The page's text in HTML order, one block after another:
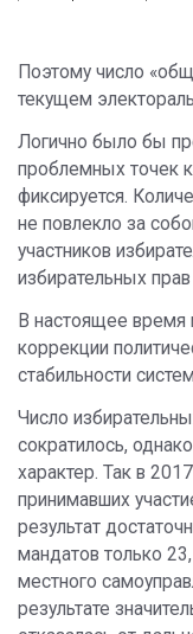
Поэтому число
текущем
Логично было бы
проблемных точек
фиксируется.
не повлекло за
участников
избирательных
В настоящее время
коррекции
стабильности
Число
сократилось,
характер. Так в
принимавших
результат
мандатов только
местного
результате